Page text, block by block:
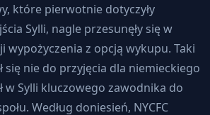
które pierwotnie dotyczyły
Sylli, nagle przesunęły się w
wypożyczenia z opcją wykupu. Taki
się nie do przyjęcia dla niemieckiego
w Sylli kluczowego zawodnika do
Według doniesień, NYCFC